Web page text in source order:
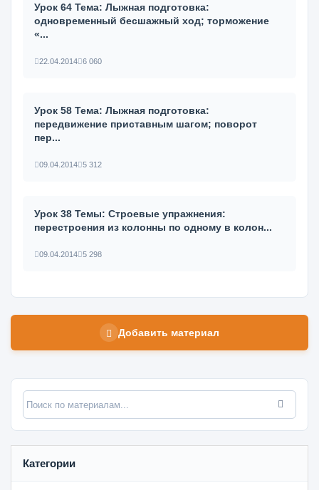
Урок 64 Тема: Лыжная подготовка:
одновременный бесшажный ход; тормо­жение
«...
22.04.2014 6 060
Урок 58 Тема: Лыжная подготовка:
передвижение приставным шагом; пово­рот
пер...
09.04.2014 5 312
Урок 38 Темы: Строевые упражнения:
перестроения из колонны по одному в колон...
09.04.2014 5 298
Добавить материал
Категории